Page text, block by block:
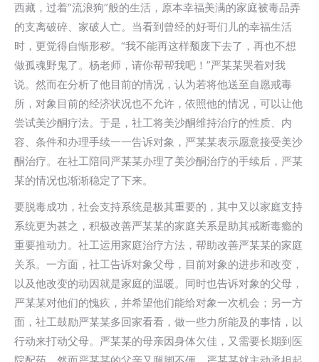
西藏，过着“流浪狗”般的生活，原本幸福美满的家庭被毒品弄
的支离破碎、家破人亡。当看到曾经的好哥们儿的幸福生活
时，更觉得自惭形秽。“我不能再这样颓废下去了，再也不想
做孤魂野鬼了。杨老师，请你帮帮我吧！”严某某哭着对我
说。然而在分析了他目前的情况，认为若将他送至自愿戒毒
所，对象目前的经济状况也不允许，依照他的情况，可以让他
尝试美沙酮疗法。于是，社工将美沙酮维持治疗的性质、内
容、条件和办理手续一一告诉对象，严某某表示愿意接受美沙
酮治疗。在社工陪同严某某办理了美沙酮治疗的手续后，严某
某的情况也渐渐稳定了下来。
要脱毒成功，社会支持系统是极其重要的，其中又以家庭支持
系统更为甚之，积极改善严某某的家庭关系是助其戒断毒瘾的
重要推动力。社工运用家庭治疗方法，帮助改善严某某的家庭
关系。一方面，社工告诉对象父母，目前对象的进步和改变，
以及他改变的动因就是家庭的温暖。同时也告诉对象的父母，
严某某对他们的愧疚，并希望他们能给对象一次机会；另一方
面，社工鼓励严某某多回家看看，做一些力所能及的事情，以
行动来打动父母。严某某的母亲因身体欠佳，又需要长期到医